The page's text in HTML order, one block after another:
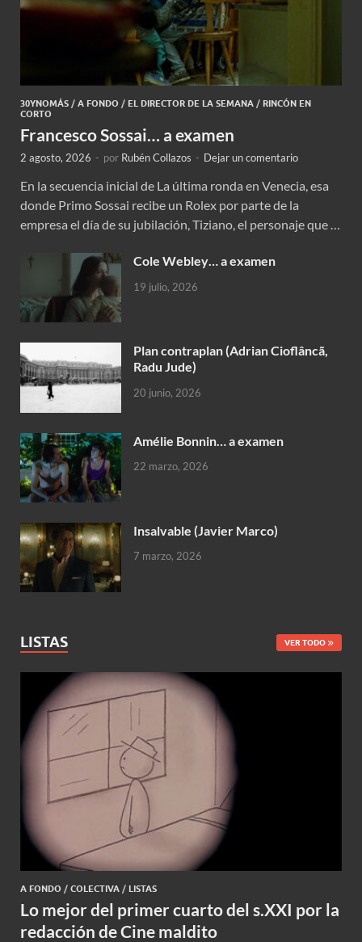
30YNOMÁS / A FONDO / EL DIRECTOR DE LA SEMANA / RINCÓN EN
CORTO
Francesco Sossai… a examen
2 agosto, 2026 - por Rubén Collazos - Dejar un comentario
En la secuencia inicial de La última ronda en Venecia, esa
donde Primo Sossai recibe un Rolex por parte de la
empresa el día de su jubilación, Tiziano, el personaje que …
Cole Webley… a examen
19 julio, 2026
Plan contraplan (Adrian Cioflâncã,
Radu Jude)
20 junio, 2026
Amélie Bonnin… a examen
22 marzo, 2026
Insalvable (Javier Marco)
7 marzo, 2026
LISTAS VER TODO
A FONDO / COLECTIVA / LISTAS
Lo mejor del primer cuarto del s.XXI por la
redacción de Cine maldito